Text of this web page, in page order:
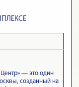
— это один
созданный на